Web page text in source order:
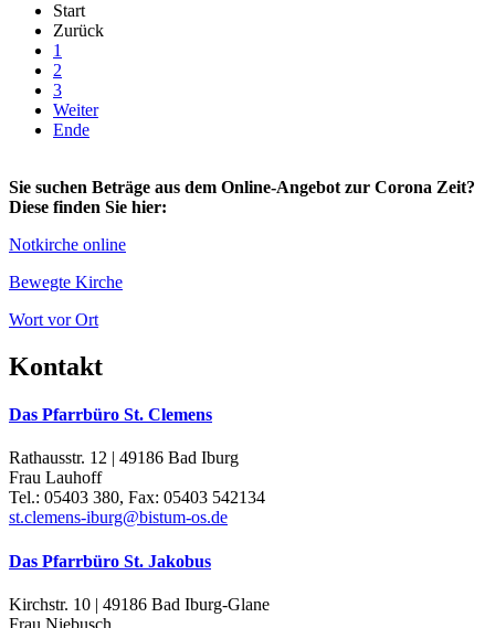
Start
Zurück
1
2
3
Weiter
Ende
Sie suchen Beträge aus dem Online-Angebot zur Corona Zeit?
Diese finden Sie hier:
Notkirche online
Bewegte Kirche
Wort vor Ort
Kontakt
Das Pfarrbüro St. Clemens
Rathausstr. 12 | 49186 Bad Iburg
Frau Lauhoff
Tel.: 05403 380, Fax: 05403 542134
st.clemens-iburg@bistum-os.de
Das Pfarrbüro St. Jakobus
Kirchstr. 10 | 49186 Bad Iburg-Glane
Frau Niebusch